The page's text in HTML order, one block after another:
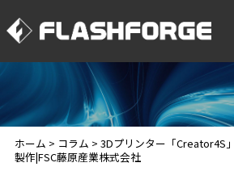
ホーム > コラム > 3Dプリンター「Creator4S
製作|FSC藤原産業株式会社